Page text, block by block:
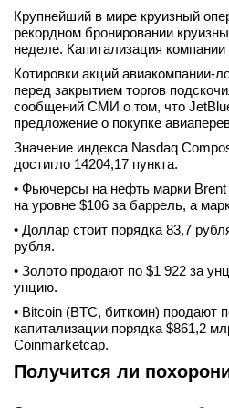
Крупнейший в мире круизный
рекордном бронировании
неделе. Капитализация
Котировки акций авиакомпании-
перед закрытием торгов
сообщений СМИ о том, что
предложение о покупке
Значение индекса Nasdaq
достигло 14204,17 пункта.
• Фьючерсы на нефть марки Brent
на уровне $106 за баррель, а
• Доллар стоит порядка 83,7
рубля.
• Золото продают по $1 922 за
унцию.
• Bitcoin (BTC, биткоин) продают
капитализации порядка $861,2
Coinmarketcap.
Получится ли